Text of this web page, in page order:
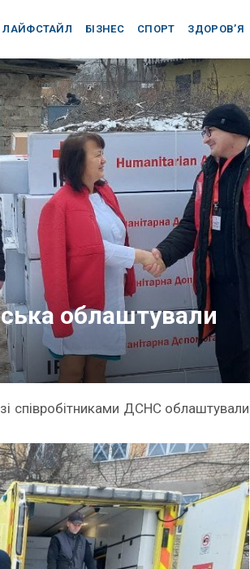
ЛАЙФСТАЙЛ БІЗНЕС СПОРТ ЗДОРОВ’Я
облаштували
співробітниками ДСНС облаштували